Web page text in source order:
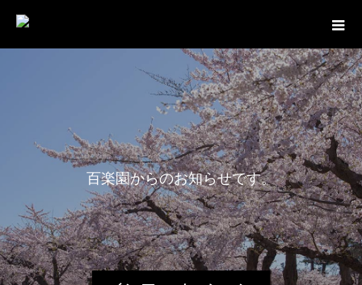
百楽園からのお知らせです。